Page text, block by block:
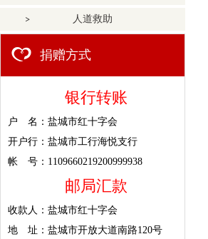
人道救助
捐赠方式
银行转账
户 名：盐城市红十字会
开户行：盐城市工行海悦支行
帐 号：1109660219200999938
邮局汇款
收款人：盐城市红十字会
地 址：盐城市开放大道南路120号